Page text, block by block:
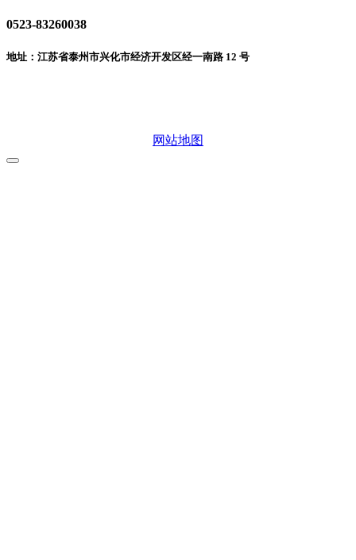
0523-83260038
地址：江苏省泰州市兴化市经济开发区经一南路 12 号
网站地图